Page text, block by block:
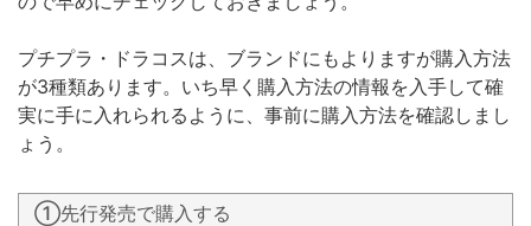
プチプラ・ドラコスは、ブランドにもよりますが購入方法
が3種類あります。いち早く購入方法の情報を入手して確
実に手に入れられるように、事前に購入方法を確認しまし
ょう。
①先行発売で購入する